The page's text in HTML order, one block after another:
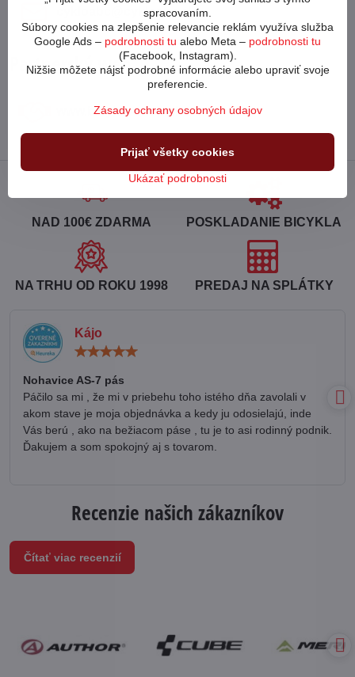
cykloabc​@cykloabc​.sk
Partnerský web
www​.bicykle-shop​.sk
NAD 100€ ZDARMA POSKLADANIE BICYKLA
NA TRHU OD ROKU 1998 PREDAJ NA SPLÁTKY
Kájo
Nohavice AS-7 pás
Páčilo sa mi , že mi v priebehu toho istého dňa zavolali v
akom stave je moja objednávka a kedy ju odosielajú, inde
Vás berú , ako na bežiacom páse , tu je to asi rodinný podnik.
Ďakujem a som spokojný aj s tovarom.
Recenzie našich zákazníkov
Čítať viac recenzií
spracovaním.
Súbory cookies na zlepšenie relevancie reklám využíva služba
Google Ads – podrobnosti tu alebo Meta – podrobnosti tu
(Facebook, Instagram).
Nižšie môžete nájsť podrobné informácie alebo upraviť svoje
preferencie.
Zásady ochrany osobných údajov
Ukázať podrobnosti
Prijať všetky cookies